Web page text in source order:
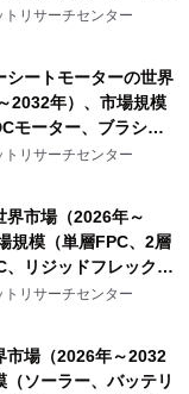
レポートを発表
リサーチセンター
シートモーターの世界
2032年）、市場規模
モーター、ブラシレ
・分析レポートを発
リサーチセンター
界市場（2026年～
規模（単層FPC、2層
、リジッドフレックス
ポートを発表
リサーチセンター
市場（2026年～2032
（ソーラー、バッテリ